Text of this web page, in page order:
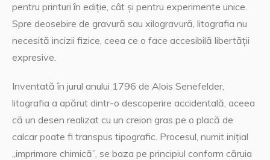
pentru printuri în ediție, cât și pentru experimente unice.
Spre deosebire de gravură sau xilogravură, litografia nu
necesită incizii fizice, ceea ce o face accesibilă libertății
expresive.
Inventată în jurul anului 1796 de Alois Senefelder,
litografia a apărut dintr-o descoperire accidentală, aceea
că un desen realizat cu un creion gras pe o placă de
calcar poate fi transpus tipografic. Procesul, numit inițial
„imprimare chimică”, se baza pe principiul conform căruia